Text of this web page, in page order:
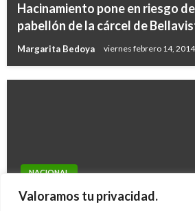
Valoramos tu privacidad.
Hacinamiento pone en riesgo
pabellón de la cárcel de
Margarita Bedoya viernes febrero 14, 2014
NACIONAL
IDEAM prevé poca lluvia en